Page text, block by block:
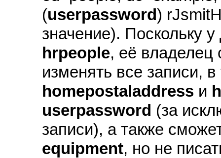
(userpassword)
значение). Поскольку
hrpeople, её владелец
изменять все записи,
homepostaladdress и
userpassword (за
записи), а также
equipment, но не